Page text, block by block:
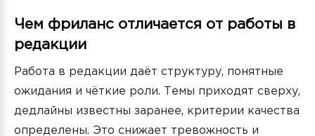
Чем фриланс отличается от работы в
редакции
Работа в редакции даёт структуру, понятные
ожидания и чёткие роли. Темы приходят сверху,
дедлайны известны заранее, критерии качества
определены. Это снижает тревожность и